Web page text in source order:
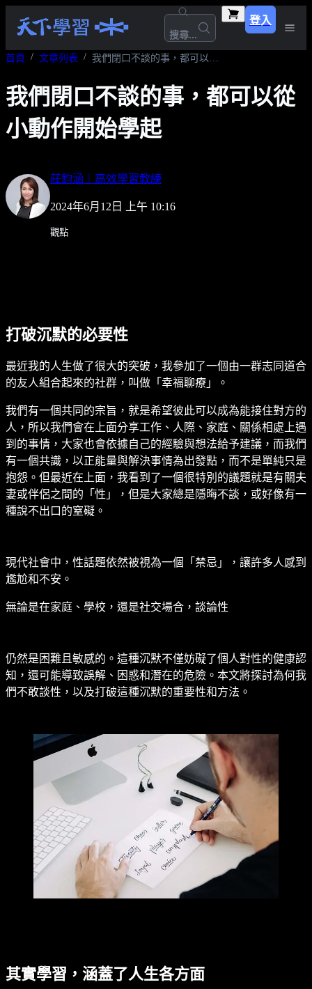
搜尋...
登入
首頁 文章列表 我們閉口不談的事，都可以從小動作開始學起
我們閉口不談的事，都可以從
小動作開始學起
莊鈞涵｜高效學習教練
2024年6月12日 上午 10:16
觀點
打破沉默的必要性
最近我的人生做了很大的突破，我參加了一個由一群志同道合
的友人組合起來的社群，叫做「幸福聊療」。
我們有一個共同的宗旨，就是希望彼此可以成為能接住對方的
人，所以我們會在上面分享工作、人際、家庭、關係相處上遇
到的事情，大家也會依據自己的經驗與想法給予建議，而我們
有一個共識，以正能量與解決事情為出發點，而不是單純只是
抱怨。但最近在上面，我看到了一個很特別的議題就是有關夫
妻或伴侶之間的「性」，但是大家總是隱晦不談，或好像有一
種說不出口的窒礙。
現代社會中，性話題依然被視為一個「禁忌」，讓許多人感到
尷尬和不安。
無論是在家庭、學校，還是社交場合，談論性
仍然是困難且敏感的。這種沉默不僅妨礙了個人對性的健康認
知，還可能導致誤解、困惑和潛在的危險。本文將探討為何我
們不敢談性，以及打破這種沉默的重要性和方法。
其實學習，涵蓋了人生各方面